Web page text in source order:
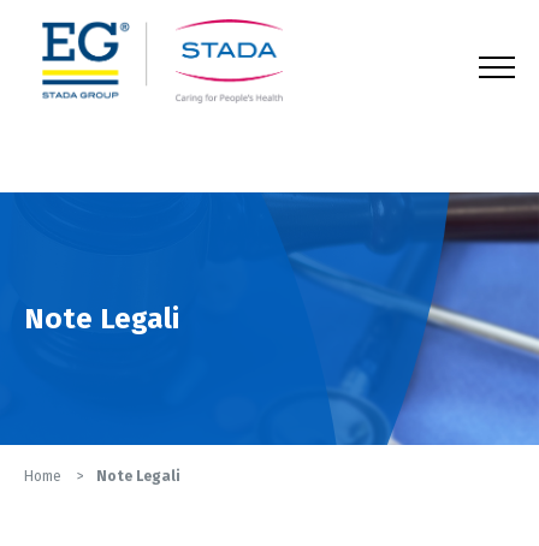
Note Legali
Home Note Legali